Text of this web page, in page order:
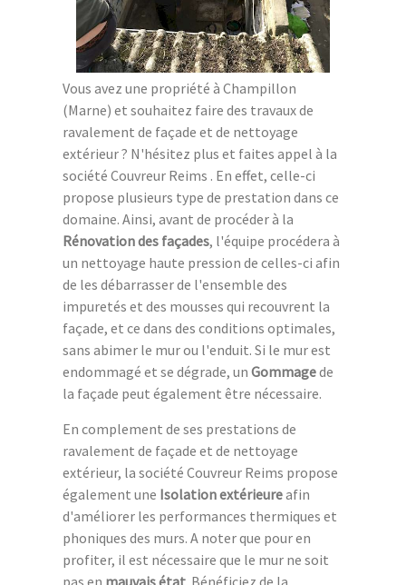
Vous avez une propriété à Champillon
(Marne) et souhaitez faire des travaux de
ravalement de façade et de nettoyage
extérieur ? N'hésitez plus et faites appel à la
société Couvreur Reims . En effet, celle-ci
propose plusieurs type de prestation dans ce
domaine. Ainsi, avant de procéder à la
Rénovation des façades, l'équipe procédera à
un nettoyage haute pression de celles-ci afin
de les débarrasser de l'ensemble des
impuretés et des mousses qui recouvrent la
façade, et ce dans des conditions optimales,
sans abimer le mur ou l'enduit. Si le mur est
endommagé et se dégrade, un Gommagede
la façade peut également être nécessaire.
En complement de ses prestations de
ravalement de façade et de nettoyage
extérieur, la société Couvreur Reims propose
également une Isolation extérieureafin
d'améliorer les performances thermiques et
phoniques des murs. A noter que pour en
profiter, il est nécessaire que le mur ne soit